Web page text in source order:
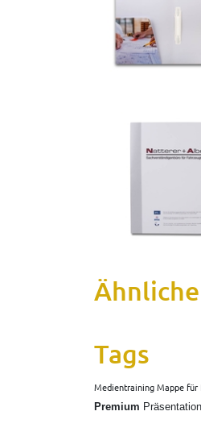
Tags
Medientraining Mappe für
Premium